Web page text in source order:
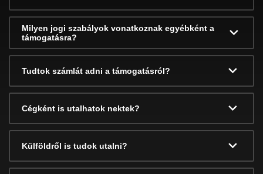
Milyen jogi szabályok vonatkoznak egyébként a
támogatásra?
Tudtok számlát adni a támogatásról?
Cégként is utalhatok nektek?
Külföldről is tudok utalni?